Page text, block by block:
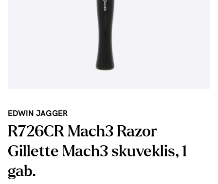
EDWIN JAGGER
R726CR Mach3 Razor
Gillette Mach3 skuveklis, 1
gab.